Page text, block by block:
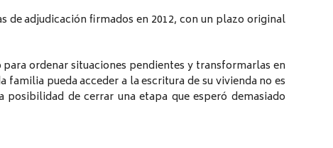
de adjudicación firmados en 2012, con un plazo original
ordenar situaciones pendientes y transformarlas en
familia pueda acceder a la escritura de su vivienda no es
de cerrar una etapa que esperó demasiado